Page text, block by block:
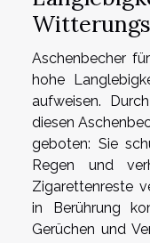
Aschenbecher
hohe
aufweisen.
diesen
geboten: Sie
Regen und
Zigarettenreste
in Berührung
Gerüchen und